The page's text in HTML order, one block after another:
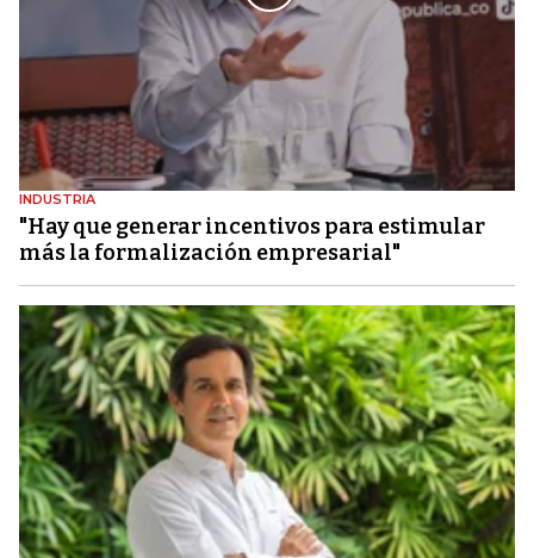
INDUSTRIA
"Hay que generar incentivos para estimular
más la formalización empresarial"